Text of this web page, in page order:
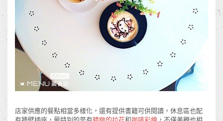
店家供應的餐點相當多樣化，還有提供書籍可供閱讀，休息區也配